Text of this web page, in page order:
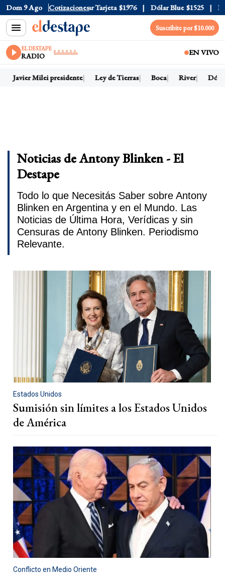
Dom 9 Ago Cotizaciones
Oficial $1520 Dólar Tarjeta $1976 Dólar Blue $1525 Dólar
Suscribite por $10.000
EL DESTAPE
RADIO EN VIVO
Javier Milei presidente Ley de Tierras Boca River Dólar
Noticias de Antony Blinken - El
Destape
Todo lo que Necesitás Saber sobre Antony
Blinken en Argentina y en el Mundo. Las
Noticias de Última Hora, Verídicas y sin
Censuras de Antony Blinken. Periodismo
Relevante.
Estados Unidos
Sumisión sin límites a los Estados Unidos
de América
Conflicto en Medio Oriente